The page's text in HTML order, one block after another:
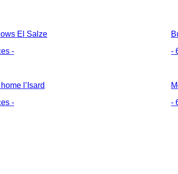
El Salze
-
-
l’Isard
-
-